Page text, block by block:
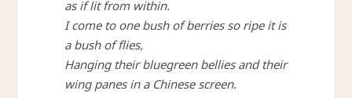
as if lit from within.
I come to one bush of berries so ripe it is
a bush of flies,
Hanging their bluegreen bellies and their
wing panes in a Chinese screen.